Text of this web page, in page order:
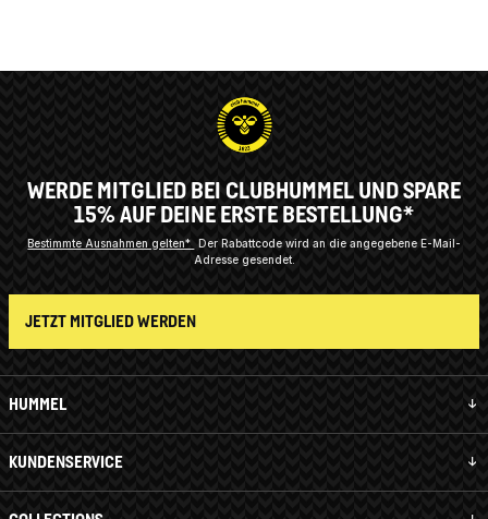
HUMMEL
KUNDENSERVICE
WERDE MITGLIED BEI CLUBHUMMEL UND SPARE
15% AUF DEINE ERSTE BESTELLUNG*
Bestimmte Ausnahmen gelten* Der Rabattcode wird an die angegebene E-Mail-
Adresse gesendet.
JETZT MITGLIED WERDEN